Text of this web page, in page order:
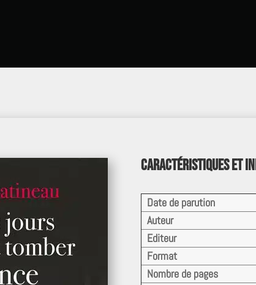
Caractéristiques et
Date de parution
Auteur
Editeur
Format
Nombre de pages